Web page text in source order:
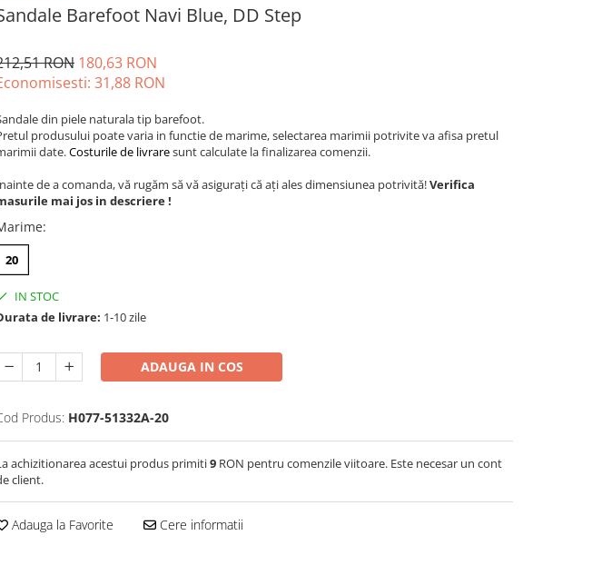
Barefoot Navi Blue, DD Step
RON 180,63 RON
31,88 RON
din piele naturala tip barefoot.
produsului poate varia in functie de marime, selectarea marimii potrivite va afisa pretul
date.Costurile de livraresunt calculate la finalizarea comenzii.
de a comanda, vă rugăm să vă asigurați că ați ales dimensiunea potrivită!Verifica
mai jos in descriere !
:
20
IN STOC
de livrare: 1-10 zile
ADAUGA IN COS
Produs: H077-51332A-20
achizitionarea acestui produs primiti9 RON pentru comenzile viitoare. Este necesar un cont
client.
Adauga la Favorite Cere informatii